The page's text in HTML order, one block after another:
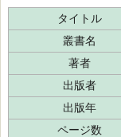
タイトル
叢書名
著者
出版者
出版年
ページ数